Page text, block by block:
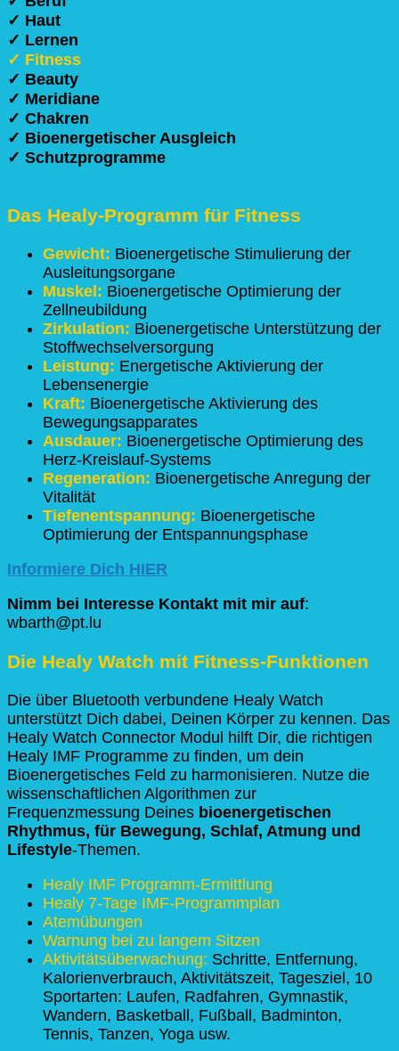
✓ Haut
✓ Lernen
✓ Fitness
✓ Beauty
✓ Meridiane
✓ Chakren
✓ Bioenergetischer Ausgleich
✓ Schutzprogramme
Das Healy-Programm für Fitness
Gewicht: Bioenergetische Stimulierung der
Ausleitungsorgane
Muskel: Bioenergetische Optimierung der
Zellneubildung
Zirkulation: Bioenergetische Unterstützung der
Stoffwechselversorgung
Leistung: Energetische Aktivierung der
Lebensenergie
Kraft: Bioenergetische Aktivierung des
Bewegungsapparates
Ausdauer: Bioenergetische Optimierung des
Herz-Kreislauf-Systems
Regeneration: Bioenergetische Anregung der
Vitalität
Tiefenentspannung: Bioenergetische
Optimierung der Entspannungsphase
Informiere Dich HIER
Nimm bei Interesse Kontakt mit mir auf:
wbarth@pt.lu
Die Healy Watch mit Fitness-Funktionen
Die über Bluetooth verbundene Healy Watch
unterstützt Dich dabei, Deinen Körper zu kennen. Das
Healy Watch Connector Modul hilft Dir, die richtigen
Healy IMF Programme zu finden, um dein
Bioenergetisches Feld zu harmonisieren. Nutze die
wissenschaftlichen Algorithmen zur
Frequenzmessung Deines bioenergetischen
Rhythmus, für Bewegung, Schlaf, Atmung und
Lifestyle-Themen.
Healy IMF Programm-Ermittlung
Healy 7-Tage IMF-Programmplan
Atemübungen
Warnung bei zu langem Sitzen
Aktivitätsüberwachung: Schritte, Entfernung,
Kalorienverbrauch, Aktivitätszeit, Tagesziel, 10
Sportarten: Laufen, Radfahren, Gymnastik,
Wandern, Basketball, Fußball, Badminton,
Tennis, Tanzen, Yoga usw.